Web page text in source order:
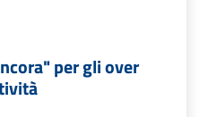
per gli over